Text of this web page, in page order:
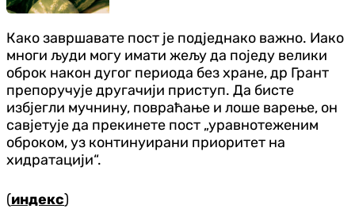
Како завршавате пост је подједнако важно. Иако
многи људи могу имати жељу да поједу велики
оброк након дугог периода без хране, др Грант
препоручује другачији приступ. Да бисте
избјегли мучнину, повраћање и лоше варење, он
савјетује да прекинете пост „уравнотеженим
оброком, уз континуирани приоритет на
хидратацији“.
(индекс)